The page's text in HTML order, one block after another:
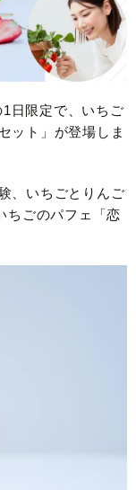
日限定で、いちご
ット」が登場しま
、いちごとりんご
ちごのパフェ「恋